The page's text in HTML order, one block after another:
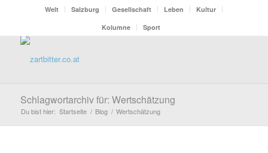
Welt Salzburg Gesellschaft Leben
Kultur
Kolumne
Sport
Schlagwortarchiv für: Wertschätzung
Du bist hier: Startseite / Blog / Wertschätzung